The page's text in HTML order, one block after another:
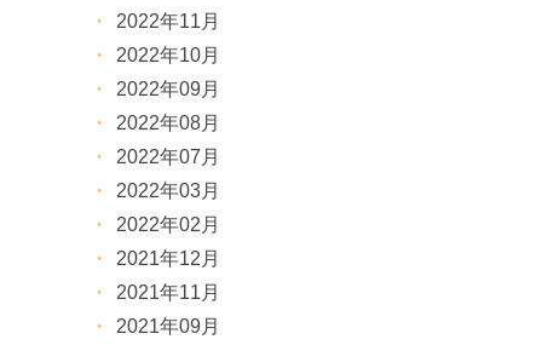
2022年11月
2022年10月
2022年09月
2022年08月
2022年07月
2022年03月
2022年02月
2021年12月
2021年11月
2021年09月